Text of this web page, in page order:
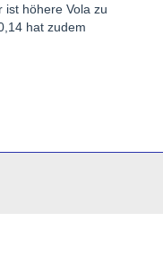
ist höhere Vola zu
hat zudem